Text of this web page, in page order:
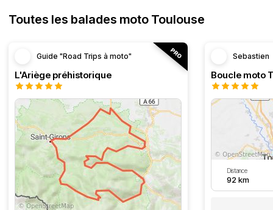
Toutes les balades moto Toulouse
Guide "Road Trips à moto"
L'Ariège préhistorique
Sebastien
Distance
92 km